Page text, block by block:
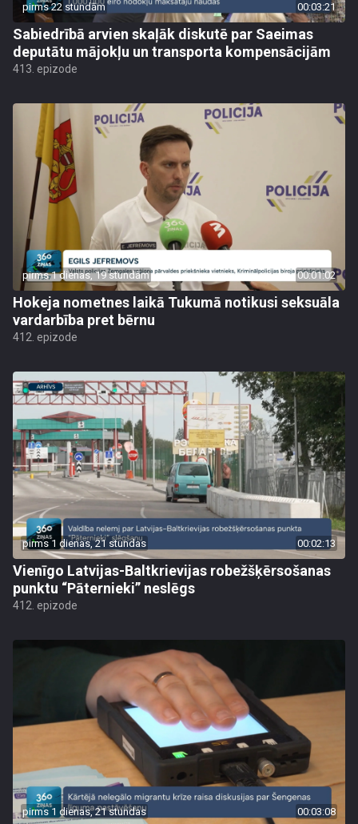
pirms 22 stundām 00:03:21
Sabiedrībā arvien skaļāk diskutē par Saeimas
deputātu mājokļu un transporta kompensācijām
413. epizode
pirms 1 dienas, 19 stundām 00:01:02
Hokeja nometnes laikā Tukumā notikusi seksuāla
vardarbība pret bērnu
412. epizode
pirms 1 dienas, 21 stundas 00:02:13
Vienīgo Latvijas-Baltkrievijas robežšķērsošanas
punktu “Pāternieki” neslēgs
412. epizode
pirms 1 dienas, 21 stundas 00:03:08